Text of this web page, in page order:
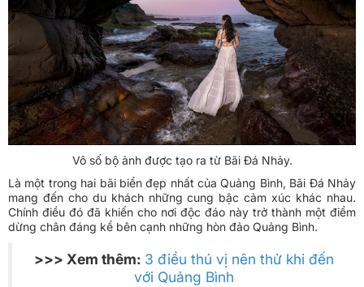
Vô số bộ ảnh được tạo ra từ Bãi Đá Nhảy.
Là một trong hai bãi biển đẹp nhất của Quảng Bình, Bãi Đá Nhảy
mang đến cho du khách những cung bậc cảm xúc khác nhau.
Chính điều đó đã khiến cho nơi độc đáo này trở thành một điểm
dừng chân đáng kể bên cạnh những hòn đảo Quảng Bình.
>>> Xem thêm: 3 điều thú vị nên thử khi đến
với Quảng Bình